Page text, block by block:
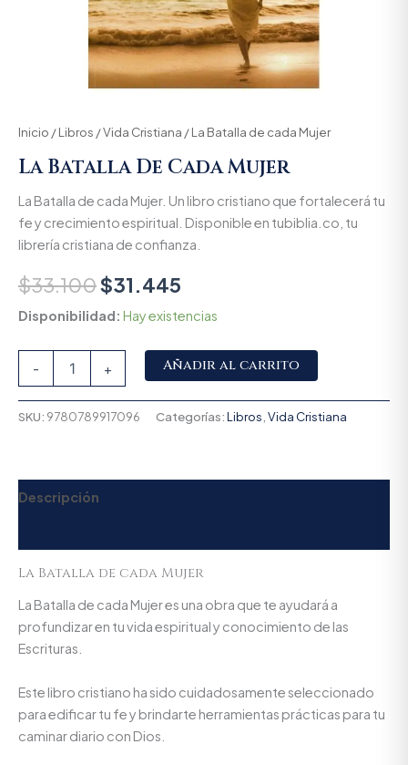
Inicio /Libros /Vida Cristiana / La Batalla de cada Mujer
La Batalla De Cada Mujer
La Batalla de cada Mujer. Un libro cristiano que fortalecerá tu
fe y crecimiento espiritual. Disponible en tubiblia.co, tu
librería cristiana de confianza.
$33.100$31.445
Disponibilidad: Hay existencias
- + Añadir al carrito
SKU: 9780789917096 Categorías:Libros Vida Cristiana
Descripción
La Batalla de cada Mujer
La Batalla de cada Mujer es una obra que te ayudará a
profundizar en tu vida espiritual y conocimiento de las
Escrituras.
Este libro cristiano ha sido cuidadosamente seleccionado
para edificar tu fe y brindarte herramientas prácticas para tu
caminar diario con Dios.